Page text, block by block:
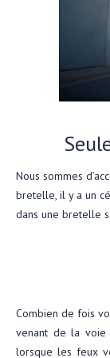
Nous sommes
bretelle, il y a un
dans une bretelle
Combien de fois
venant de la
lorsque les feux